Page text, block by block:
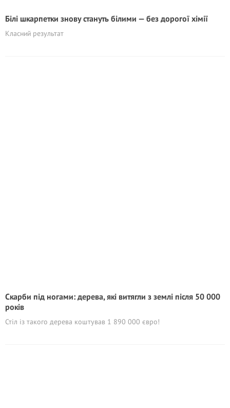
Білі шкарпетки знову стануть білими — без дорогої хімії
Класний результат
Скарби під ногами: дерева, які витягли з землі після 50 000
років
Стіл із такого дерева коштував 1 890 000 євро!